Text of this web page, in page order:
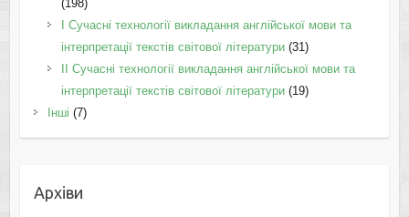
(198)
I Cучасні технології викладання англійської мови та
інтерпретації текстів світової літератури(31)
II Cучасні технології викладання англійської мови та
інтерпретації текстів світової літератури(19)
Інші (7)
Архіви